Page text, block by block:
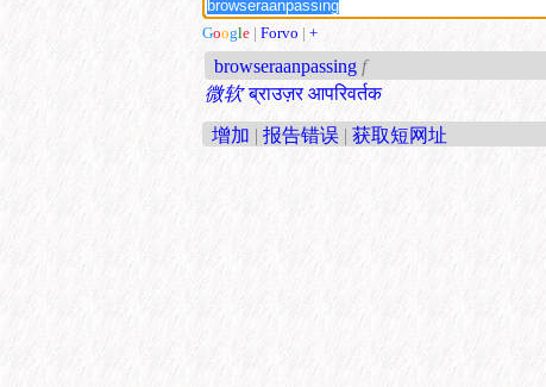
Google | Forvo | +
browseraanpassing f
微软 ब्राउज़र आपरिवर्तक
增加 | 报告错误 | 获取短网址